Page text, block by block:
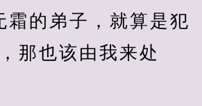
的弟子，就算是犯
那也该由我来处